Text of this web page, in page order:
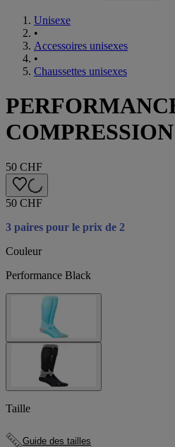
Unisexe
•
Accessoires unisexes
•
Chaussettes unisexes
50 CHF
50 CHF
3 paires pour le prix de 2
Couleur
Performance Black
Taille
Guide des tailles